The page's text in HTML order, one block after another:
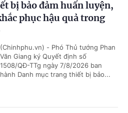
bị bảo đảm huấn luyện,
phục hậu quả trong
(Chinhphu.vn) - Phó Thủ tướng Phan
Văn Giang ký Quyết định số
1508/QĐ-TTg ngày 7/8/2026 ban
hành Danh mục trang thiết bị bảo...